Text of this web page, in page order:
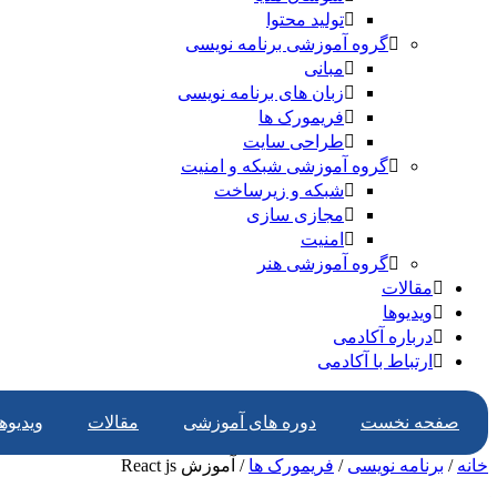
تولید محتوا
گروه آموزشی برنامه نویسی
مبانی
زبان های برنامه نویسی
فریمورک ها
طراحی سایت
گروه آموزشی شبکه و امنیت
شبکه و زیرساخت
مجازی سازی
امنیت
گروه آموزشی هنر
مقالات
ویدیوها
درباره آکادمی
ارتباط با آکادمی
صفحه نخست دوره های آموزشی مقالات
خانه / برنامه نویسی / فریمورک ها / آموزش React js